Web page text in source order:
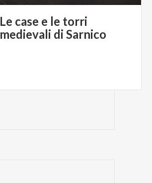
Le case e le torri
medievali di Sarnico